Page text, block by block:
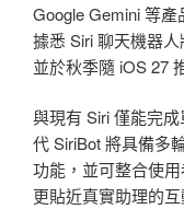
Google Gemini 等產
據悉 Siri 聊天機器
並於秋季隨 iOS 27
與現有 Siri 僅能完
代 SiriBot 將具備多
功能，並可整合使
更貼近真實助理的互